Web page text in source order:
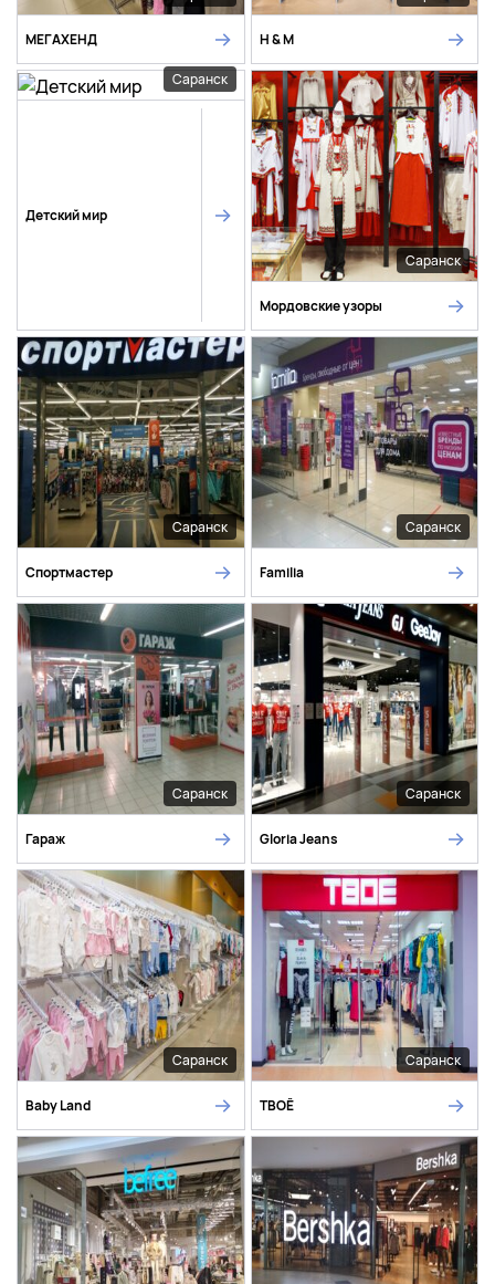
МЕГАХЕНД H & M
Саранск
Детский мир
Саранск
Мордовские узоры
Саранск
Спортмастер
Саранск
Familia
Саранск
Гараж
Саранск
Gloria Jeans
Саранск
Baby Land
Саранск
ТВОЁ